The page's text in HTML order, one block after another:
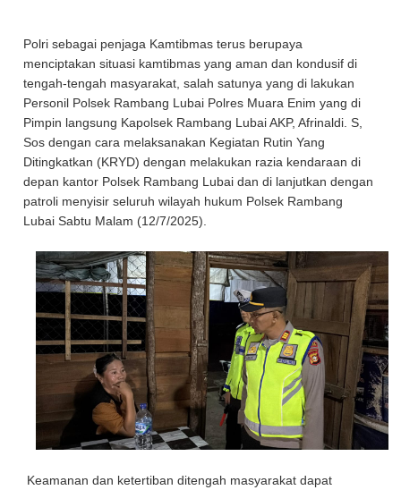
Polri sebagai penjaga Kamtibmas terus berupaya
menciptakan situasi kamtibmas yang aman dan kondusif di
tengah-tengah masyarakat, salah satunya yang di lakukan
Personil Polsek Rambang Lubai Polres Muara Enim yang di
Pimpin langsung Kapolsek Rambang Lubai AKP, Afrinaldi. S,
Sos dengan cara melaksanakan Kegiatan Rutin Yang
Ditingkatkan (KRYD) dengan melakukan razia kendaraan di
depan kantor Polsek Rambang Lubai dan di lanjutkan dengan
patroli menyisir seluruh wilayah hukum Polsek Rambang
Lubai Sabtu Malam (12/7/2025).
Keamanan dan ketertiban ditengah masyarakat dapat